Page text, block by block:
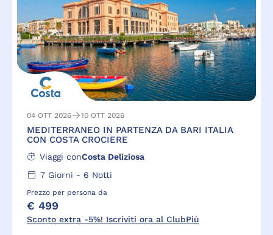
04 OTT 2026 10 OTT 2026
MEDITERRANEO IN PARTENZA DA BARI ITALIA
CON COSTA CROCIERE
Viaggi conCosta Deliziosa
7Giorni - 6 Notti
Prezzo per persona da
€ 499
Sconto extra -5%! Iscriviti ora al ClubPiù